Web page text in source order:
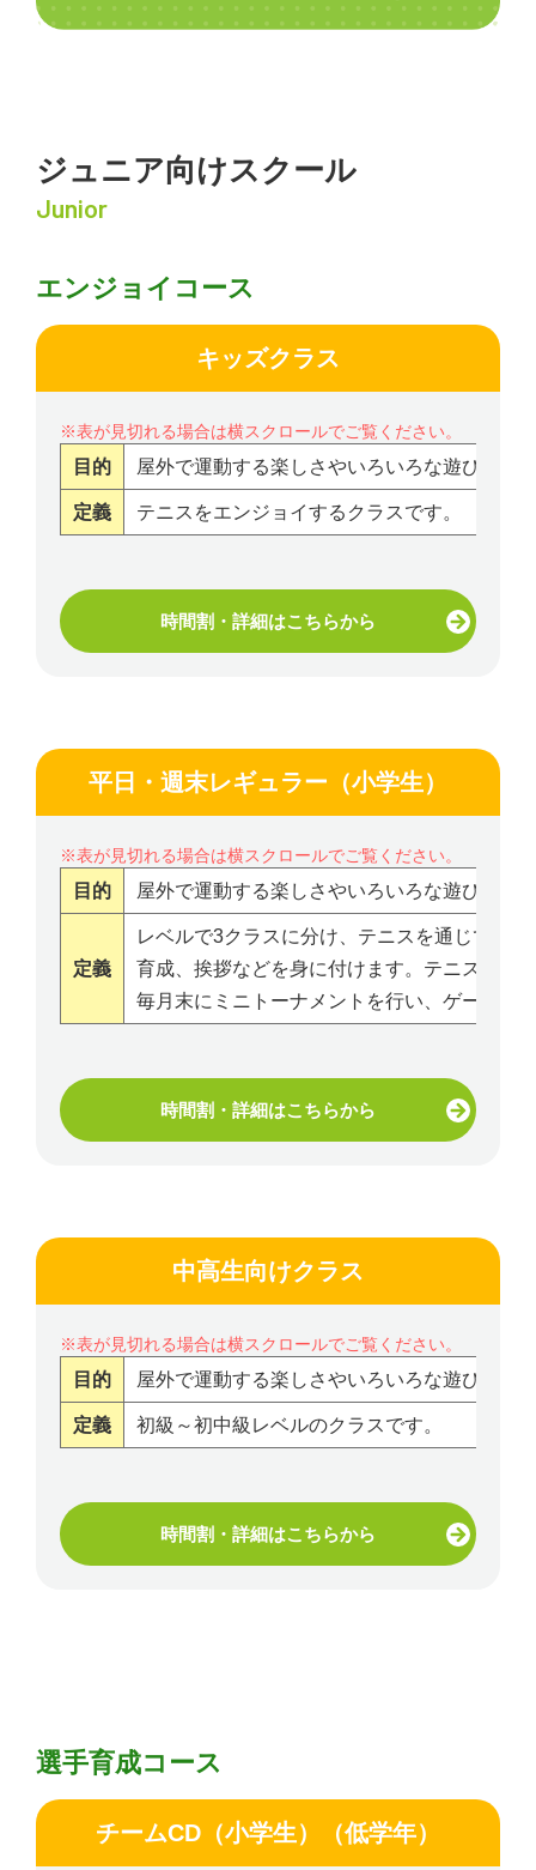
ジュニア向けスクール
Junior
エンジョイコース
キッズクラス
目的 屋外で運動する楽しさやいろいろな遊びを通
定義 テニスをエンジョイするクラスです。
時間割・詳細はこちらから
平日・週末レギュラー（小学生）
目的 屋外で運動する楽しさやいろいろな遊びを通
定義
レベルで3クラスに分け、テニスを通じて運
育成、挨拶などを身に付けます。テニスをエ
毎月末にミニトーナメントを行い、ゲームを
時間割・詳細はこちらから
中高生向けクラス
目的 屋外で運動する楽しさやいろいろな遊びを通
定義 初級～初中級レベルのクラスです。
時間割・詳細はこちらから
選手育成コース
チームCD（小学生）（低学年）